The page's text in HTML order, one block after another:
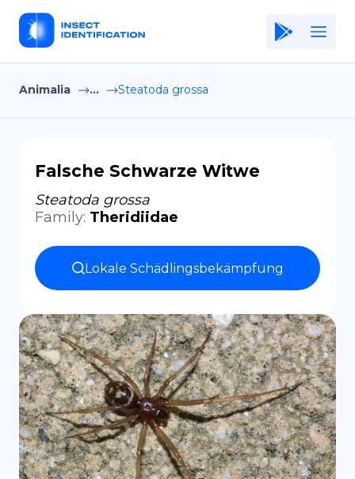
Home
Terms of Use
Privacy Policy
EN
FR
ES
Animalia ... Steatoda grossa
Falsche Schwarze Witwe
Steatoda grossa
Family: Theridiidae
Lokale Schädlingsbekämpfung